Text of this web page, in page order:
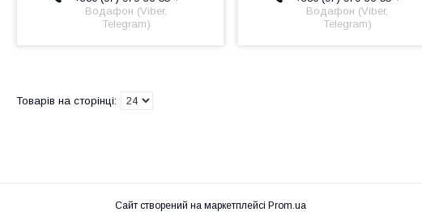
Водафон (Viber,
Telegram)
Водафон (Viber,
Telegram)
Сайт створений на маркетплейсі Prom.ua